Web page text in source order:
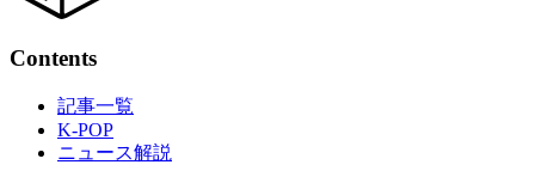
Contents
記事一覧
K-POP
ニュース解説